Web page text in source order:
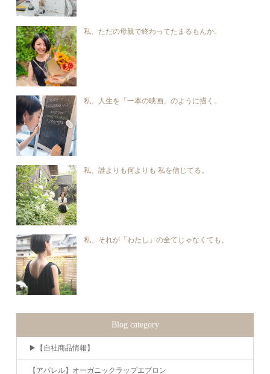
私、ただの母親で終わってたまるもんか。
私、人生を「一本の映画」のように描く。
私、誰よりも何よりも 私を信じてる。
私、それが「わたし」の全てじゃなくても。
Blog category
▶︎【自社商品情報】
【アパレル】オーガニックラップエプロン